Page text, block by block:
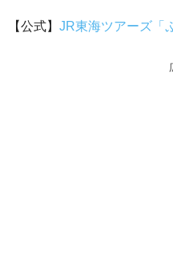
【公式】 JR東海ツアーズ「